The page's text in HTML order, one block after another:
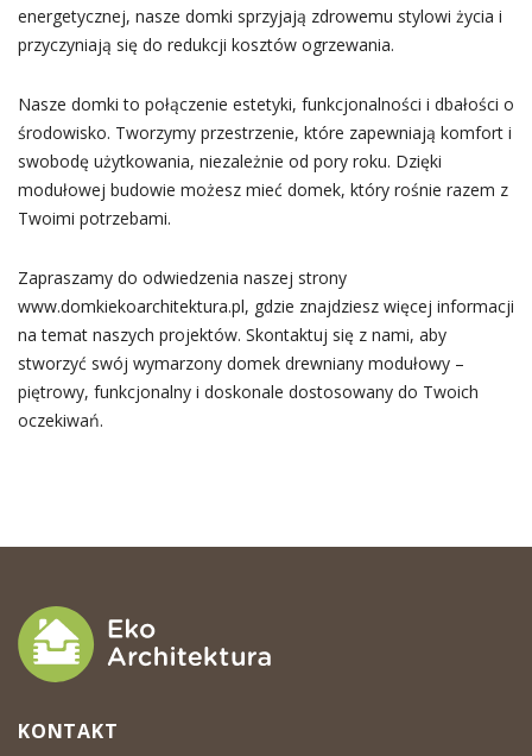
energetycznej, nasze domki sprzyjają zdrowemu stylowi życia i
przyczyniają się do redukcji kosztów ogrzewania.
Nasze domki to połączenie estetyki, funkcjonalności i dbałości o
środowisko. Tworzymy przestrzenie, które zapewniają komfort i
swobodę użytkowania, niezależnie od pory roku. Dzięki
modułowej budowie możesz mieć domek, który rośnie razem z
Twoimi potrzebami.
Zapraszamy do odwiedzenia naszej strony
www.domkiekoarchitektura.pl, gdzie znajdziesz więcej informacji
na temat naszych projektów. Skontaktuj się z nami, aby
stworzyć swój wymarzony domek drewniany modułowy –
piętrowy, funkcjonalny i doskonale dostosowany do Twoich
oczekiwań.
KONTAKT